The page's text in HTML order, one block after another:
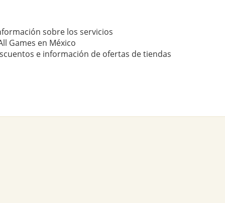
sobre los servicios
Games en México
e información de ofertas de tiendas